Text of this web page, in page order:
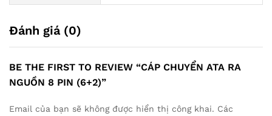
Đánh giá (0)
BE THE FIRST TO REVIEW “CÁP CHUYỂN ATA RA
NGUỒN 8 PIN (6+2)”
Email của bạn sẽ không được hiển thị công khai. Các